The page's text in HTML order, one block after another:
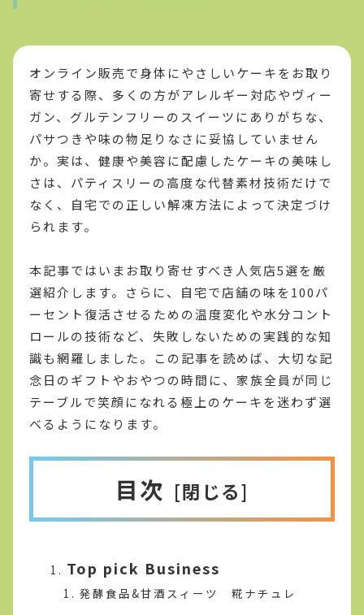
オンライン販売で身体にやさしいケーキをお取り
寄せする際、多くの方がアレルギー対応やヴィー
ガン、グルテンフリーのスイーツにありがちな、
パサつきや味の物足りなさに妥協していません
か。実は、健康や美容に配慮したケーキの美味し
さは、パティスリーの高度な代替素材技術だけで
なく、自宅での正しい解凍方法によって決定づけ
られます。
本記事ではいまお取り寄せすべき人気店5選を厳
選紹介します。さらに、自宅で店舗の味を100パ
ーセント復活させるための温度変化や水分コント
ロールの技術など、失敗しないための実践的な知
識も網羅しました。この記事を読めば、大切な記
念日のギフトやおやつの時間に、家族全員が同じ
テーブルで笑顔になれる極上のケーキを迷わず選
べるようになります。
目次
Top pick Business
発酵食品&甘酒スィーツ 糀ナチュレ